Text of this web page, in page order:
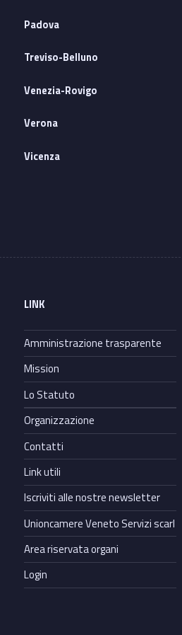
Padova
Treviso-Belluno
Venezia-Rovigo
Verona
Vicenza
LINK
Amministrazione trasparente
Mission
Lo Statuto
Organizzazione
Contatti
Link utili
Iscriviti alle nostre newsletter
Unioncamere Veneto Servizi scarl
Area riservata organi
Login